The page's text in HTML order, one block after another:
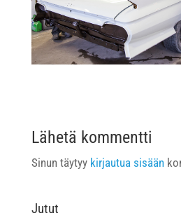
Lähetä kommentti
Sinun täytyy kirjautua sisään
Jutut